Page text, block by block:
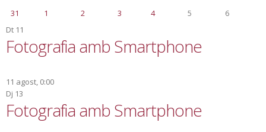
31
1 2 3 4 5
6
Dt 11
Fotografia amb Smartphone
11 agost, 0:00
Dj 13
Fotografia amb Smartphone